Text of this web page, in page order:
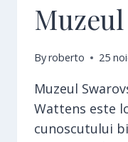
Byroberto 25
Muzeul
Wattens este
cunoscutului